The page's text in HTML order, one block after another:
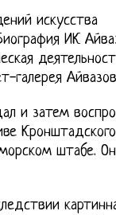
искусства
ИК
галерея
и затем
штабе.